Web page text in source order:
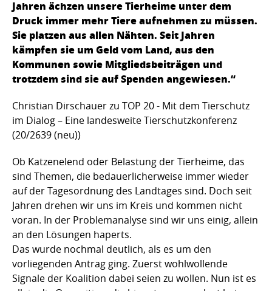
Jahren ächzen unsere Tierheime unter dem
Druck immer mehr Tiere aufnehmen zu müssen.
Sie platzen aus allen Nähten. Seit Jahren
kämpfen sie um Geld vom Land, aus den
Kommunen sowie Mitgliedsbeiträgen und
trotzdem sind sie auf Spenden angewiesen.“
Christian Dirschauer zu TOP 20 - Mit dem Tierschutz
im Dialog – Eine landesweite Tierschutzkonferenz
(20/2639 (neu))
Ob Katzenelend oder Belastung der Tierheime, das
sind Themen, die bedauerlicherweise immer wieder
auf der Tagesordnung des Landtages sind. Doch seit
Jahren drehen wir uns im Kreis und kommen nicht
voran. In der Problemanalyse sind wir uns einig, allein
an den Lösungen haperts.
Das wurde nochmal deutlich, als es um den
vorliegenden Antrag ging. Zuerst wohlwollende
Signale der Koalition dabei seien zu wollen. Nun ist es